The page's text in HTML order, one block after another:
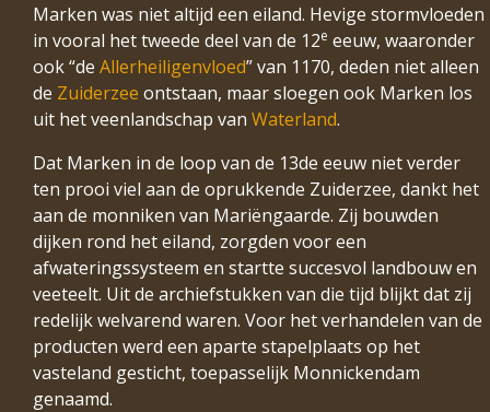
Marken was niet altijd een eiland. Hevige stormvloeden
in vooral het tweede deel van de 12e eeuw, waaronder
ook “de Allerheiligenvloed” van 1170, deden niet alleen
de Zuiderzee ontstaan, maar sloegen ook Marken los
uit het veenlandschap van Waterland.
Dat Marken in de loop van de 13de eeuw niet verder
ten prooi viel aan de oprukkende Zuiderzee, dankt het
aan de monniken van Mariëngaarde. Zij bouwden
dijken rond het eiland, zorgden voor een
afwateringssysteem en startte succesvol landbouw en
veeteelt. Uit de archiefstukken van die tijd blijkt dat zij
redelijk welvarend waren. Voor het verhandelen van de
producten werd een aparte stapelplaats op het
vasteland gesticht, toepasselijk Monnickendam
genaamd.